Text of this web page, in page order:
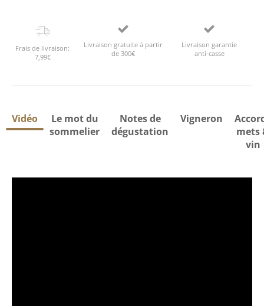
Frais de livraison:
7,99€
Livraison gratuite à partir
de 300€
Livraison garantie
anti-casse
Vidéo
Le mot du
sommelier
Notes de
dégustation
Vigneron
mets
vin